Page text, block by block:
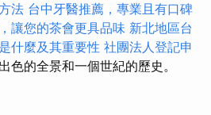
法 台中牙醫推薦，專業且有口碑
讓您的茶會更具品味 新北地區台
什麼及其重要性 社團法人登記申
色的全景和一個世紀的歷史。